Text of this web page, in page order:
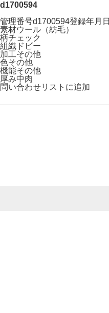
d1700594
管理番号d1700594登録年月日
素材ウール（紡毛）
柄チェック
組織 ドビー
加工その他
色その他
機能その他
厚み中肉
問い合わせリストに追加